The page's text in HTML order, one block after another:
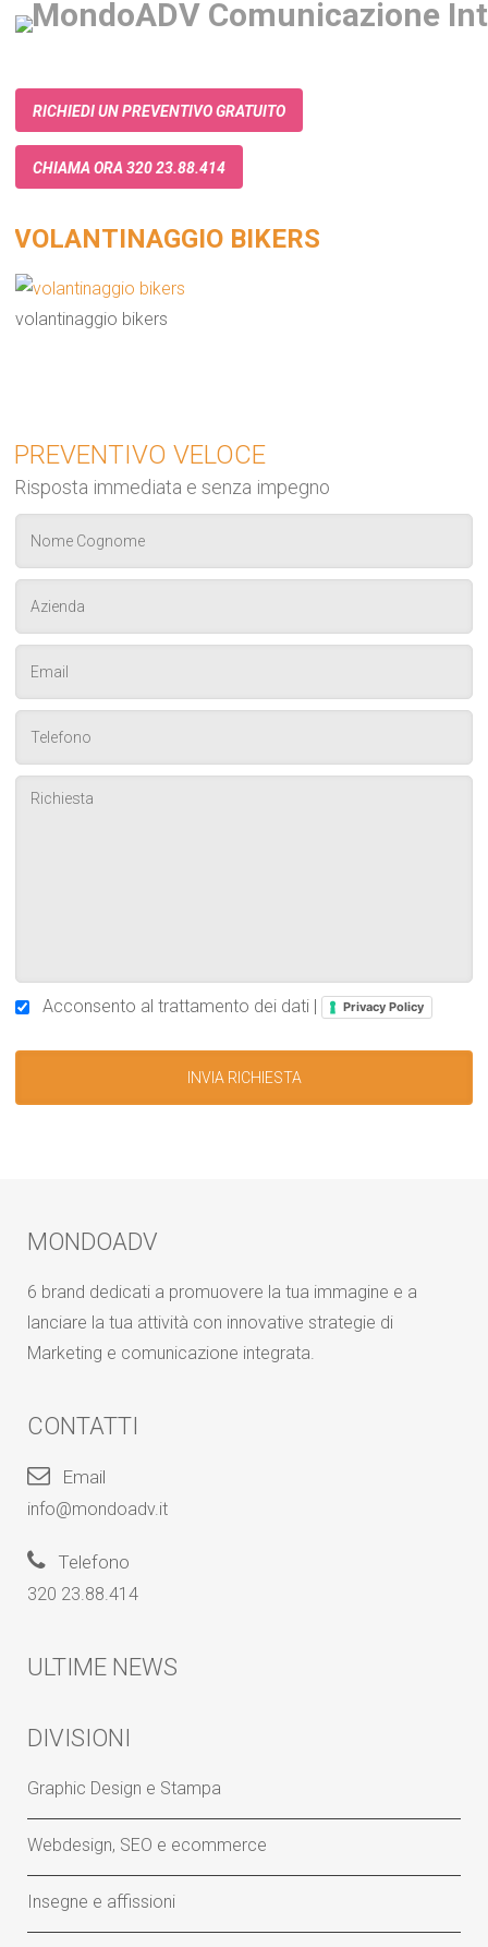
RICHIEDI UN PREVENTIVO GRATUITO
CHIAMA ORA 320 23.88.414
VOLANTINAGGIO BIKERS
volantinaggio bikers
PREVENTIVO VELOCE
Risposta immediata e senza impegno
Acconsento al trattamento dei dati | Privacy Policy
MONDOADV
6 brand dedicati a promuovere la tua immagine e a
lanciare la tua attività con innovative strategie di
Marketing e comunicazione integrata.
CONTATTI
Email
info@mondoadv.it
Telefono
320 23.88.414
ULTIME NEWS
DIVISIONI
Graphic Design e Stampa
Webdesign, SEO e ecommerce
Insegne e affissioni